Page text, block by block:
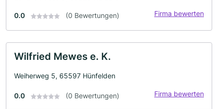
0.0 (0 Bewertungen) Firma bewerten
Wilfried Mewes e. K.
Weiherweg 5, 65597 Hünfelden
0.0 (0 Bewertungen) Firma bewerten